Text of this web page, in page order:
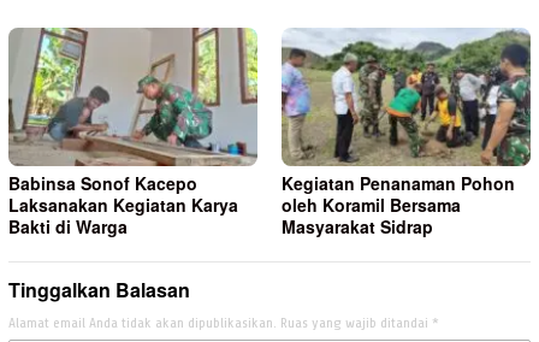
Babinsa Sonof Kacepo
Laksanakan Kegiatan Karya
Bakti di Warga
Kegiatan Penanaman Pohon
oleh Koramil Bersama
Masyarakat Sidrap
Tinggalkan Balasan
Alamat email Anda tidak akan dipublikasikan. Ruas yang wajib ditandai *